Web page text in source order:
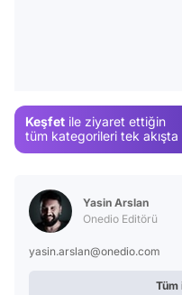
Keşfet ile ziyaret ettiğin
tüm kategorileri tek akışta
Yasin Arslan
Onedio Editörü
yasin.arslan@onedio.com
Tüm